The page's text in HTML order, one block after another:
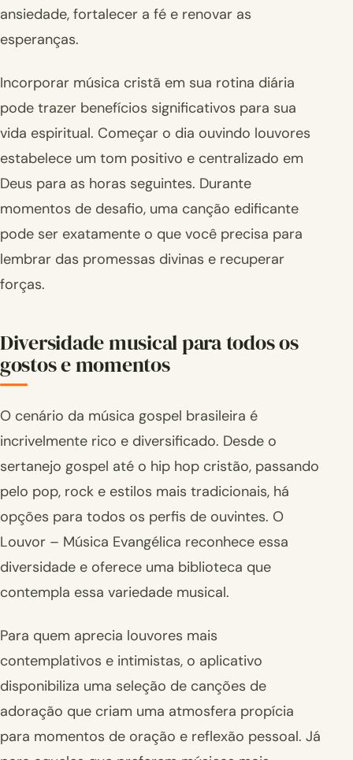
ansiedade, fortalecer a fé e renovar as
esperanças.
Incorporar música cristã em sua rotina diária
pode trazer benefícios significativos para sua
vida espiritual. Começar o dia ouvindo louvores
estabelece um tom positivo e centralizado em
Deus para as horas seguintes. Durante
momentos de desafio, uma canção edificante
pode ser exatamente o que você precisa para
lembrar das promessas divinas e recuperar
forças.
Diversidade musical para todos os
gostos e momentos
O cenário da música gospel brasileira é
incrivelmente rico e diversificado. Desde o
sertanejo gospel até o hip hop cristão, passando
pelo pop, rock e estilos mais tradicionais, há
opções para todos os perfis de ouvintes. O
Louvor – Música Evangélica reconhece essa
diversidade e oferece uma biblioteca que
contempla essa variedade musical.
Para quem aprecia louvores mais
contemplativos e intimistas, o aplicativo
disponibiliza uma seleção de canções de
adoração que criam uma atmosfera propícia
para momentos de oração e reflexão pessoal. Já